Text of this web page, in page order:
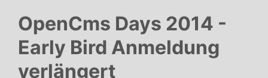
OpenCms Days 2014 -
Early Bird Anmeldung
verlängert